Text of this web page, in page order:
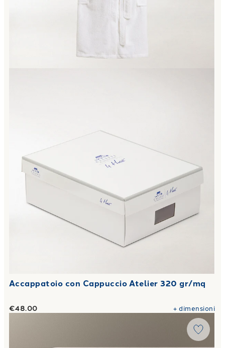
Accappatoio con Cappuccio Atelier 320 gr/mq
€48.00 +dimensioni
Completo Copripiumino Matrimoniale rosa